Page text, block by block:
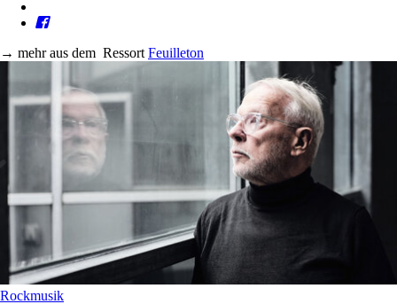
→ mehr aus dem Ressort Feuilleton
Rockmusik